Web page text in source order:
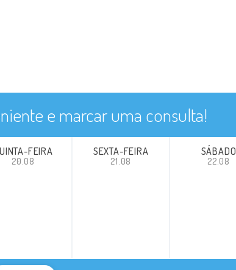
e marcar uma consulta!
FEIRA
20.08
SEXTA-FEIRA
21.08
SÁBADO
22.08